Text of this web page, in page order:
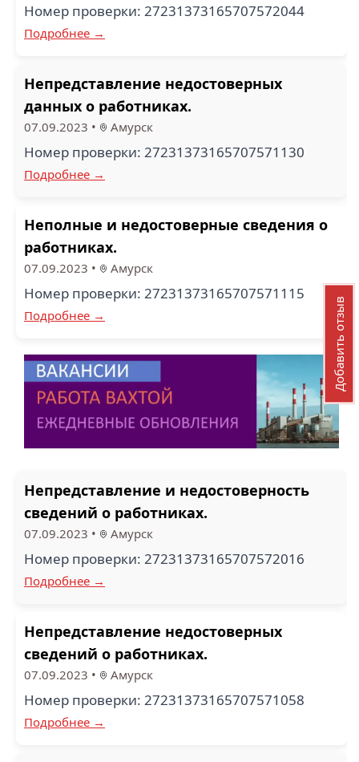
Номер проверки: 27231373165707572044
Подробнее →
Непредставление недостоверных
данных о работниках.
07.09.2023 • Амурск
Номер проверки: 27231373165707571130
Подробнее →
Неполные и недостоверные сведения о
работниках.
07.09.2023 • Амурск
Номер проверки: 27231373165707571115
Подробнее →
Непредставление и недостоверность
сведений о работниках.
07.09.2023 • Амурск
Номер проверки: 27231373165707572016
Подробнее →
Непредставление недостоверных
сведений о работниках.
07.09.2023 • Амурск
Номер проверки: 27231373165707571058
Подробнее →
Добавить отзыв